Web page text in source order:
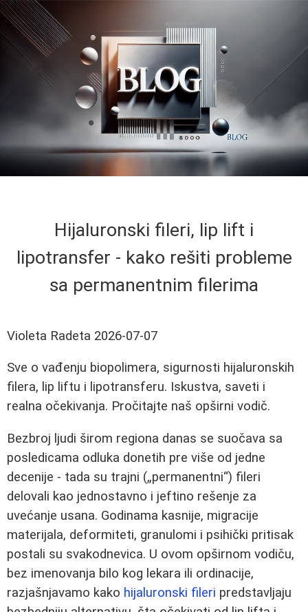
Hijaluronski fileri, lip lift i
lipotransfer - kako rešiti probleme
sa permanentnim filerima
Violeta Radeta 2026-07-07
Sve o vađenju biopolimera, sigurnosti hijaluronskih
filera, lip liftu i lipotransferu. Iskustva, saveti i
realna očekivanja. Pročitajte naš opširni vodič.
Bezbroj ljudi širom regiona danas se suočava sa
posledicama odluka donetih pre više od jedne
decenije - tada su trajni („permanentni“) fileri
delovali kao jednostavno i jeftino rešenje za
uvećanje usana. Godinama kasnije, migracije
materijala, deformiteti, granulomi i psihički pritisak
postali su svakodnevica. U ovom opširnom vodiču,
bez imenovanja bilo kog lekara ili ordinacije,
razjašnjavamo kako hijaluronski fileri predstavljaju